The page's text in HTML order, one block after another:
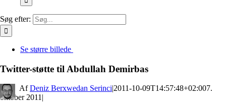
Søg efter:
Se større billede
Twitter-støtte til Abdullah Demirbas
By Deniz Berxwedan Serinci|2011-10-09T14:57:48+02:007.
oktober 2011|